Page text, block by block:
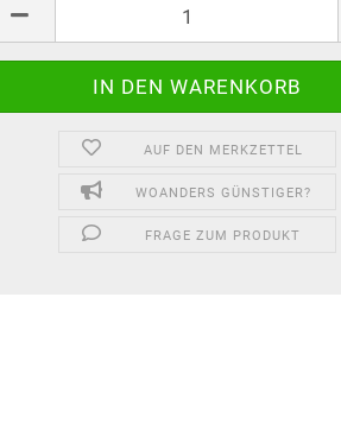
AUF DEN MERKZETTEL
WOANDERS GÜNSTIGER?
FRAGE ZUM PRODUKT